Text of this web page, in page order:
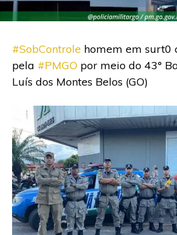
#SobControle homem em surt0
pela #PMGO por meio do 43°
Luís dos Montes Belos (GO)